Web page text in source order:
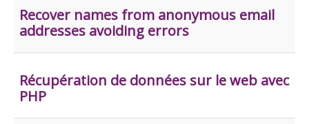
Recover names from anonymous email
addresses avoiding errors
Récupération de données sur le web avec
PHP